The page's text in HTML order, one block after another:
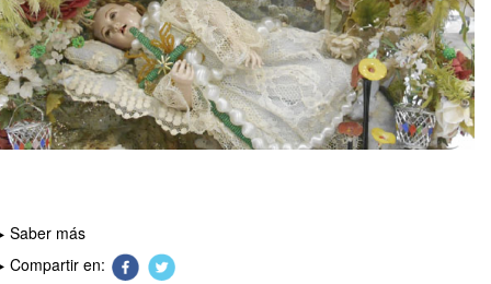
Saber más
Compartir en: